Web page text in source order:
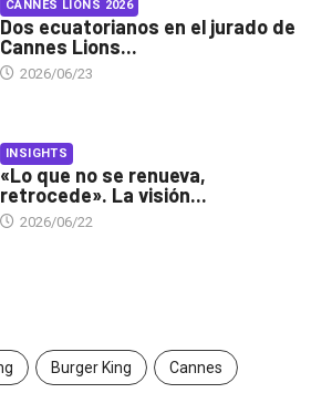
CANNES LIONS 2026
Dos ecuatorianos en el jurado de
Cannes Lions...
2026/06/23
INSIGHTS
«Lo que no se renueva,
retrocede». La visión...
2026/06/22
Burger King Cannes